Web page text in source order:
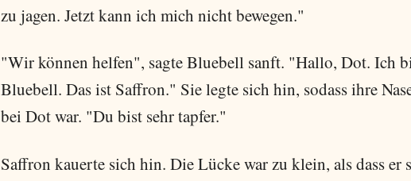
zu jagen. Jetzt kann ich mich nicht bewegen."
"Wir können helfen", sagte Bluebell sanft. "Hallo, Dot. Ich
Bluebell. Das ist Saffron." Sie legte sich hin, sodass ihre
bei Dot war. "Du bist sehr tapfer."
Saffron kauerte sich hin. Die Lücke war zu klein, als dass er